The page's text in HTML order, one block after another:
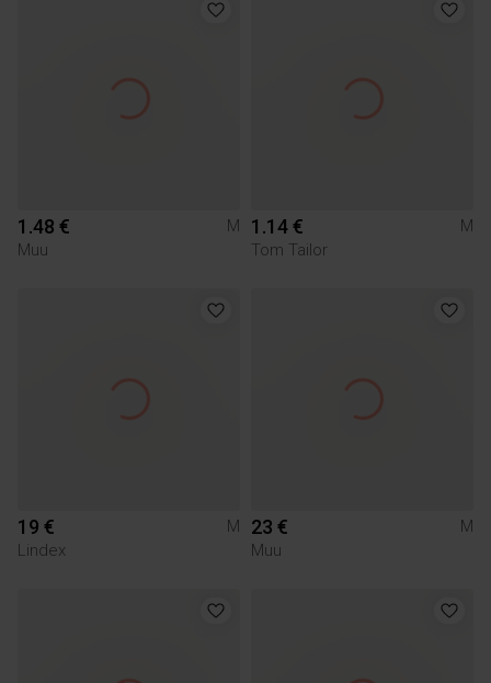
1.48 €
M
Muu
1.14 €
M
Tom Tailor
19 €
M
Lindex
23 €
M
Muu